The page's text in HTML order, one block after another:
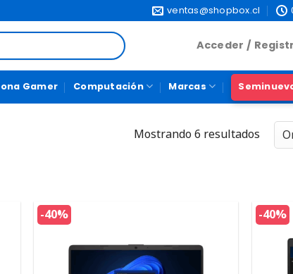
ventas@shopbox.cl
Acceder /
Gamer Computación Marcas
Mostrando 6 resultados
-40% -40%